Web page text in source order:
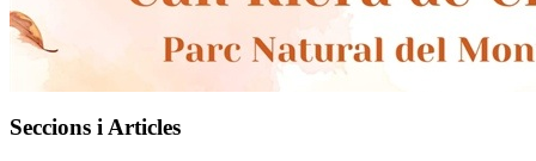
Seccions i Articles